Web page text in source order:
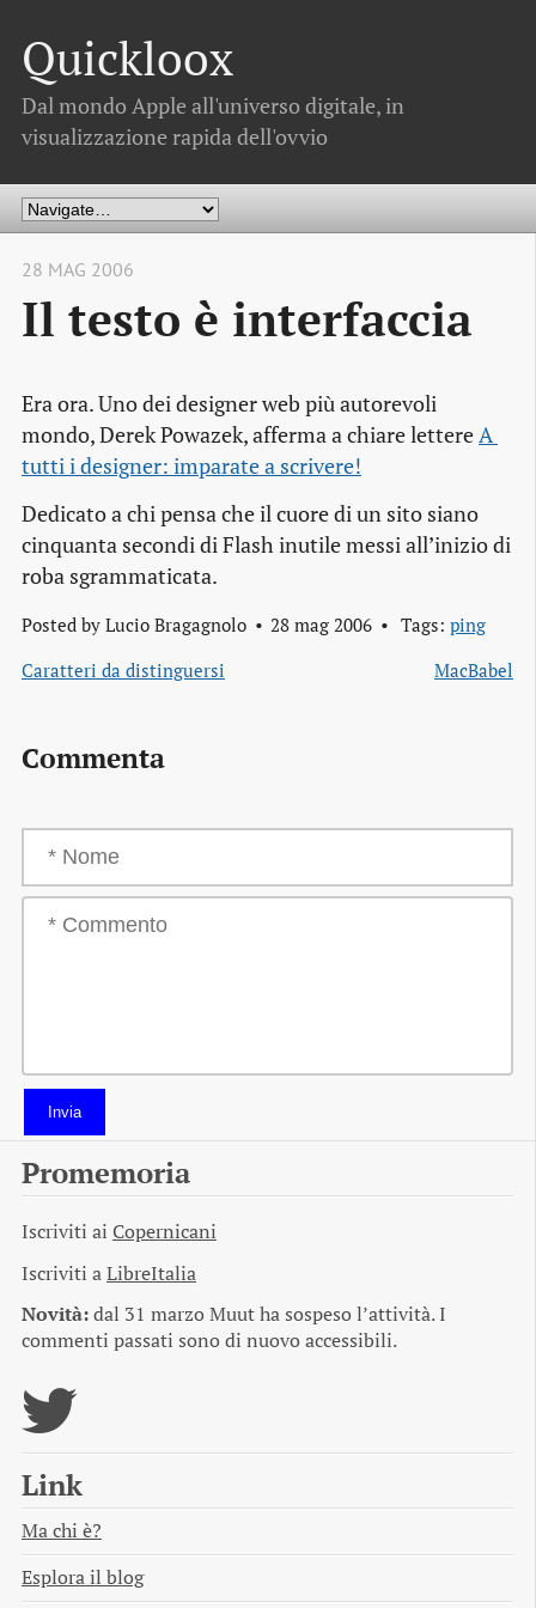
Quickloox
Dal mondo Apple all'universo digitale, in
visualizzazione rapida dell'ovvio
28 MAG 2006
Il testo è interfaccia
Era ora. Uno dei designer web più autorevoli
mondo, Derek Powazek, afferma a chiare lettereA
tutti i designer: imparate a scrivere!
Dedicato a chi pensa che il cuore di un sito siano
cinquanta secondi di Flash inutile messi all’inizio di
roba sgrammaticata.
Posted by Lucio Bragagnolo 28 mag 2006 Tags: ping
Caratteri da distinguersi
MacBabel
Commenta
Invia
Promemoria
Iscriviti ai Copernicani
Iscriviti aLibreItalia
Novità:dal 31 marzo Muut ha sospeso l’attività. I
commenti passati sono di nuovo accessibili.
Link
Ma chi è?
Esplora il blog